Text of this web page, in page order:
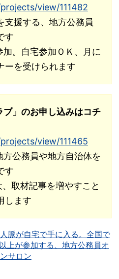
view/111482
支援する、地方公務員
す
。自宅参加ＯＫ、月に
ーを受けられます
」のお申し込みはコチ
view/111465
方公務員や地方自治体を
す
、取材記事を増やすこと
します
脈が自宅で手に入る。全国で
上が参加する、地方公務員オ
サロン